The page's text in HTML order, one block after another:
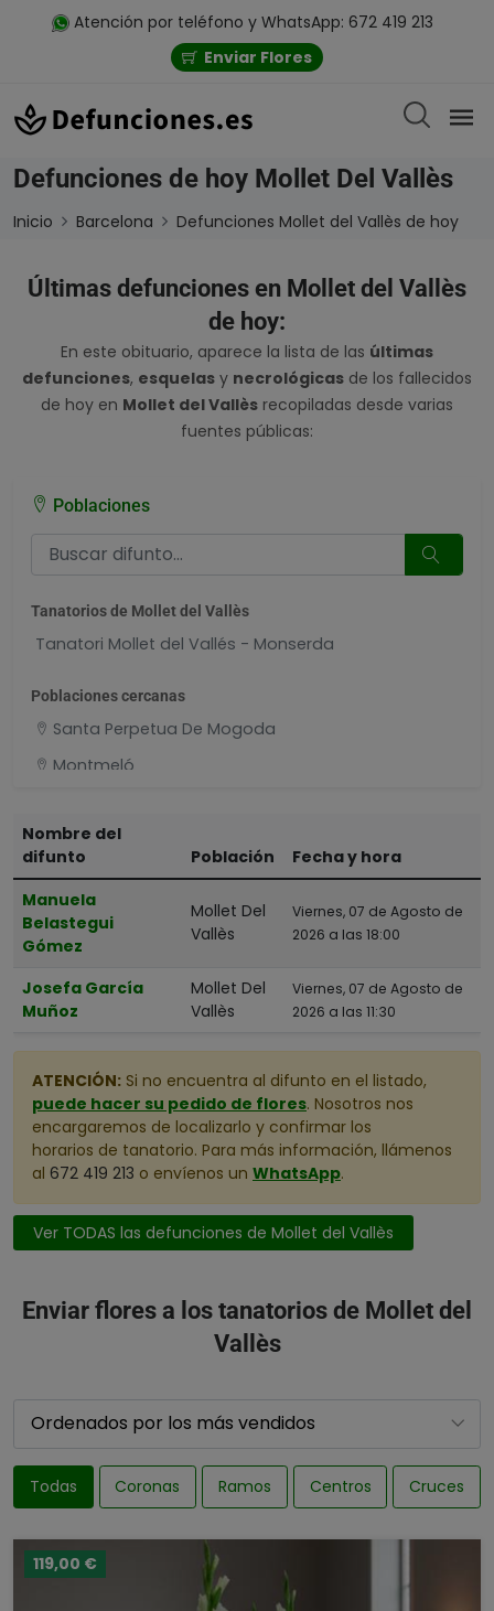
Atención por teléfono y WhatsApp: 672 419 213
Enviar Flores
Defunciones de hoy Mollet Del Vallès
Inicio Barcelona Defunciones Mollet del Vallès de hoy
Últimas defunciones en Mollet del Vallès
de hoy:
En este obituario, aparece la lista de las últimas
defunciones, esquelas y necrológicas de los fallecidos
de hoy en Mollet del Vallès recopiladas desde varias
fuentes públicas:
Poblaciones
Tanatorios de Mollet del Vallès
Tanatori Mollet del Vallés - Monserda
Poblaciones cercanas
Santa Perpetua De Mogoda
Montmeló
Ripollet
Barberà Del Vallès
Santa Coloma De Gramenet
Nombre del
difunto
Población
Fecha y hora
Manuela
Belastegui
Gómez
Mollet Del
Vallès
Viernes, 07 de Agosto de
2026 a las 18:00
Josefa García
Muñoz
Mollet Del
Vallès
Viernes, 07 de Agosto de
2026 a las 11:30
ATENCIÓN: Si no encuentra al difunto en el listado,
puede hacer su pedido de flores. Nosotros nos
encargaremos de localizarlo y confirmar los
horarios de tanatorio. Para más información, llámenos
al 672 419 213 o envíenos un WhatsApp.
Ver TODAS las defunciones de Mollet del Vallès
Enviar flores a los tanatorios de Mollet del
Vallès
Todas Coronas Ramos Centros Cruces
119,00 €